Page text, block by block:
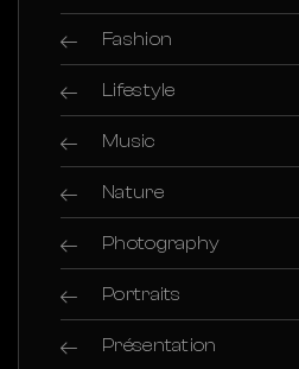
Fashion
Lifestyle
Music
Nature
Photography
Portraits
Présentation